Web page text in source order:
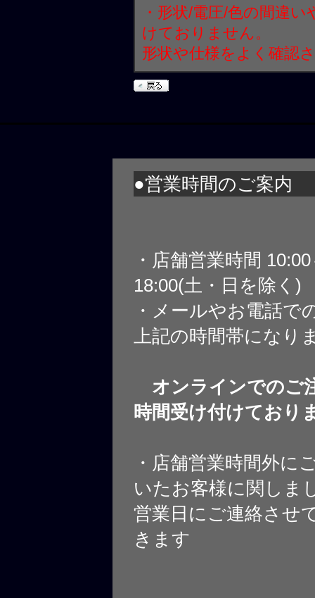
・形状/電圧/色の間違
けておりません。
形状や仕様をよく確認
●営業時間のご案内
・店舗営業時間
18:00(土・日を除く)
・メールやお電話で
上記の時間帯になり
オンラインでのご
時間受け付けており
・店舗営業時間外に
いたお客様に関しま
営業日にご連絡させ
きます